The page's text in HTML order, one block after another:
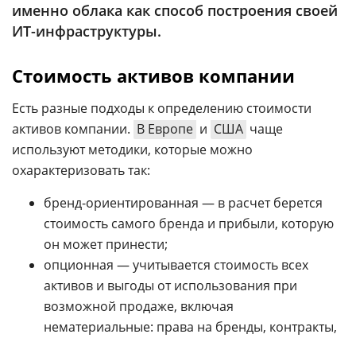
издании
Реклама
Контакты
Telegram
VK
именно облака как способ построения своей
ИТ-инфраструктуры.
Стоимость активов компании
Есть разные подходы к определению стоимости
активов компании. В Европе и США чаще
используют методики, которые можно
охарактеризовать так:
бренд-ориентированная — в расчет берется
стоимость самого бренда и прибыли, которую
он может принести;
опционная — учитывается стоимость всех
активов и выгоды от использования при
возможной продаже, включая
нематериальные: права на бренды, контракты,